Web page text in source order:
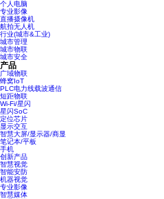
个人电脑
专业影像
直播摄像机
航拍无人机
行业(城市&工业)
城市管理
城市物联
城市安全
产品
广域物联
蜂窝IoT
PLC电力线载波通信
短距物联
Wi-Fi/星闪
星闪SoC
定位芯片
显示交互
智慧大屏/显示器/商显
笔记本/平板
手机
创新产品
智慧视觉
智能安防
机器视觉
专业影像
智慧媒体